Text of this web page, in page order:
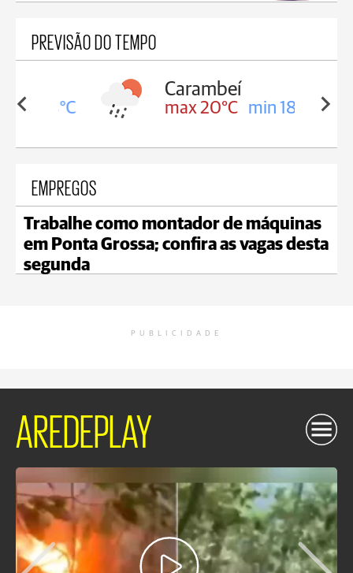
PREVISÃO DO TEMPO
18°C
Carambeí
max 20°C min 18°C
EMPREGOS
Trabalhe como montador de máquinas
em Ponta Grossa; confira as vagas desta
segunda
PUBLICIDADE
AREDEPLAY